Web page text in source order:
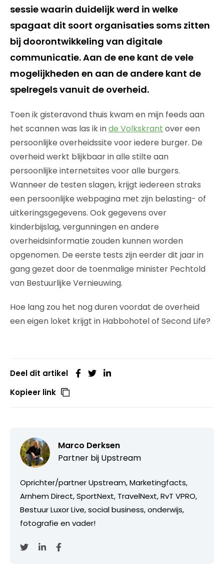
sessie waarin duidelijk werd in welke
spagaat dit soort organisaties soms zitten
bij doorontwikkeling van digitale
communicatie. Aan de ene kant de vele
mogelijkheden en aan de andere kant de
spelregels vanuit de overheid.
Toen ik gisteravond thuis kwam en mijn feeds aan
het scannen was las ik inde Volkskrant over een
persoonlijke overheidssite voor iedere burger. De
overheid werkt blijkbaar in alle stilte aan
persoonlijke internetsites voor alle burgers.
Wanneer de testen slagen, krijgt iedereen straks
een persoonlijke webpagina met zijn belasting- of
uitkeringsgegevens. Ook gegevens over
kinderbijslag, vergunningen en andere
overheidsinformatie zouden kunnen worden
opgenomen. De eerste tests zijn eerder dit jaar in
gang gezet door de toenmalige minister Pechtold
van Bestuurlijke Vernieuwing.
Hoe lang zou het nog duren voordat de overheid
een eigen loket krijgt in Habbohotel of Second Life?
Deel dit artikel
Kopieer link
Marco Derksen
Partner bij Upstream
Oprichter/partner Upstream, Marketingfacts,
Arnhem Direct, SportNext, TravelNext, RvT VPRO,
Bestuur Luxor Live, social business, onderwijs,
fotografie en vader!